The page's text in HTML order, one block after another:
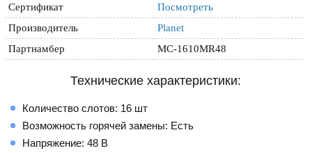
Сертификат
Посмотреть
Производитель
Planet
Партнамбер
MC-1610MR48
Технические характеристики:
Количество слотов: 16 шт
Возможность горячей замены: Есть
Напряжение: 48 В